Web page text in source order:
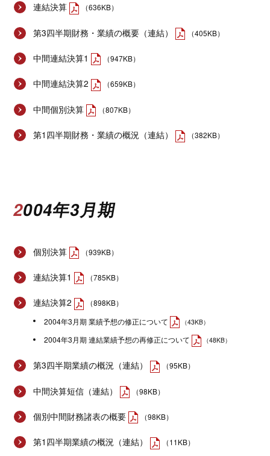
連結決算 （636KB）
第3四半期財務・業績の概要（連結） （405KB）
中間連結決算1 （947KB）
中間連結決算2 （659KB）
中間個別決算 （807KB）
第1四半期財務・業績の概況（連結） （382KB）
2004年3月期
個別決算 （939KB）
連結決算1 （785KB）
連結決算2
（898KB）
2004年3月期 業績予想の修正について
（43KB）
2004年3月期 連結業績予想の再修正について （48KB）
第3四半期業績の概況（連結） （95KB）
中間決算短信（連結） （98KB）
個別中間財務諸表の概要 （98KB）
第1四半期業績の概況（連結） （11KB）